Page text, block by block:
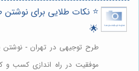
⭐️ نکات طلایی برای
🌟
طرح توجیهی در تهران -